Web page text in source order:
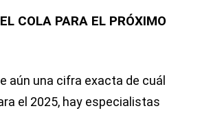
COLA PARA EL PRÓXIMO
aún una cifra exacta de cuál
el 2025, hay especialistas